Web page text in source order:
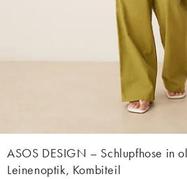
ASOS DESIGN – Schlupfhose in
Leinenoptik, Kombiteil